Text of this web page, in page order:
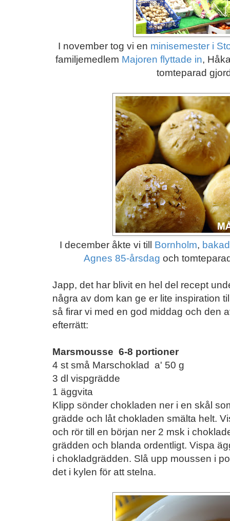
I november tog vi en minisemester i
familjemedlem Majoren flyttade in,
tomteparad
I december åkte vi till Bornholm,
Agnes 85-årsdag och
Japp, det har blivit en hel del recept
några av dom kan ge er lite inspiration
så firar vi med en god middag och den
efterrätt:
Marsmousse 6-8 portioner
4 st små Marschoklad a' 50 g
3 dl vispgrädde
1 äggvita
Klipp sönder chokladen ner i en skål
grädde och låt chokladen smälta helt.
och rör till en början ner 2 msk i
grädden och blanda ordentligt. Vispa
i chokladgrädden. Slå upp moussen i
det i kylen för att stelna.